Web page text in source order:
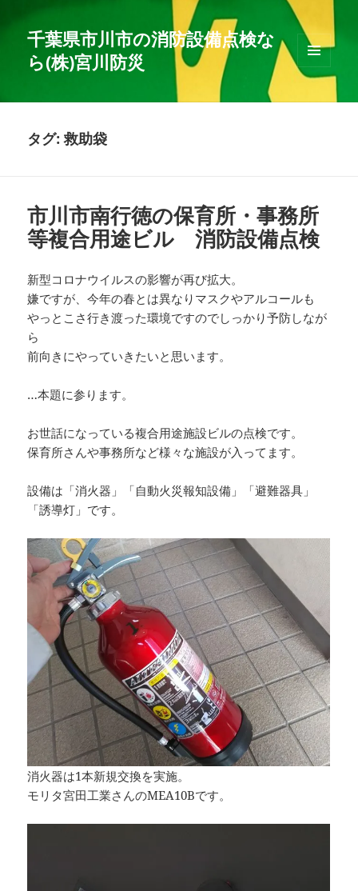
千葉県市川市の消防設備点検な
ら(株)宮川防災
メニュ
ィジェ
タグ:救助袋
市川市南行徳の保育所・事務所
等複合用途ビル 消防設備点検
新型コロナウイルスの影響が再び拡大。
嫌ですが、今年の春とは異なりマスクやアルコールも
やっとこさ行き渡った環境ですのでしっかり予防しなが
ら
前向きにやっていきたいと思います。
…本題に参ります。
お世話になっている複合用途施設ビルの点検です。
保育所さんや事務所など様々な施設が入ってます。
設備は「消火器」「自動火災報知設備」「避難器具」
「誘導灯」です。
消火器は1本新規交換を実施。
モリタ宮田工業さんのMEA10Bです。